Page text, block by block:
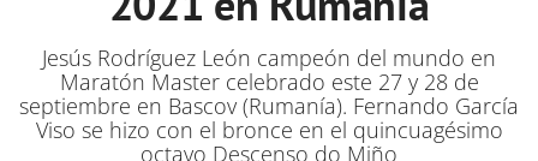
Jesús Rodríguez León campeón del mundo en
Maratón Master celebrado este 27 y 28 de
septiembre en Bascov (Rumanía). Fernando García
Viso se hizo con el bronce en el quincuagésimo
octavo Descenso do Miño